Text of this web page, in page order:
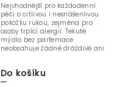
Do košíku
Nejvhodnější pro každodenní
péči o citlivou i nesnášenlivou
pokožku rukou, zejména pro
osoby trpící alergií. Tekuté
mýdlo bez parfemace
neobsahuje žádné dráždivé ani